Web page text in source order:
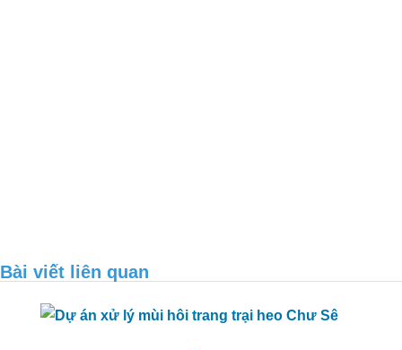
Sáng – Quảng Ngãi
Bài viết liên quan